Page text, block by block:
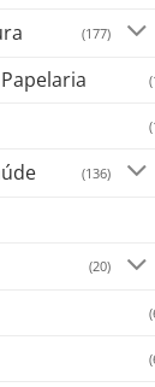
(177)
(136)
(20)